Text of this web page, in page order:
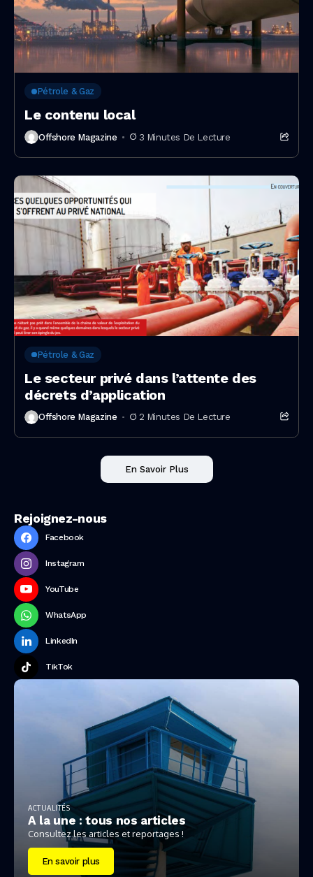
Pétrole & Gaz
Le contenu local
Offshore Magazine 3 Minutes De Lecture
Pétrole & Gaz
Le secteur privé dans l’attente des
décrets d’application
Offshore Magazine 2 Minutes De Lecture
En Savoir Plus
Rejoignez-nous
Facebook
Instagram
YouTube
WhatsApp
LinkedIn
TikTok
ACTUALITÉS
A la une : tous nos articles
Consultez les articles et reportages !
En savoir plus